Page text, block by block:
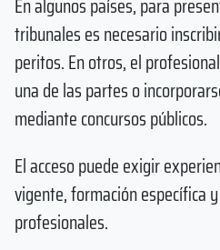
En algunos países, para
tribunales es necesario
peritos. En otros, el
una de las partes o
mediante concursos públicos.
El acceso puede exigir
vigente, formación específica
profesionales.